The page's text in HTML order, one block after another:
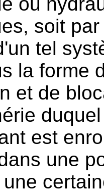
soit
tel
la forme
et de
est
une